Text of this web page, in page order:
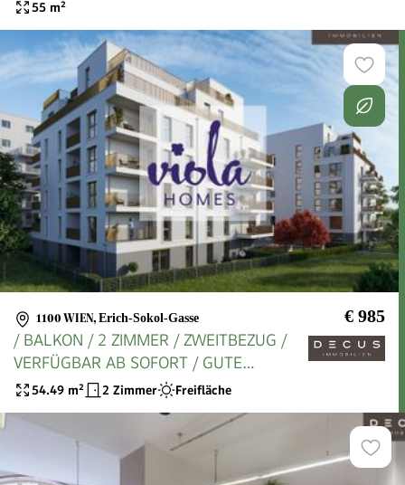
KARDINAL-NAGEL-PLATZ | AB SOFORT
55 m²
1100 WIEN, Erich-Sokol-Gasse € 985
/ BALKON / 2 ZIMMER / ZWEITBEZUG /
VERFÜGBAR AB SOFORT / GUTE
AUFTEILUNG
54.49 m² 2 Zimmer Freifläche